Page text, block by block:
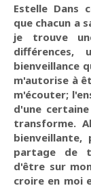
Estelle Dans
que chacun a
je trouve
différences,
bienveillance
m'autorise à
m'écouter;
d'une
transforme.
partage de
d'être sur
croire en moi